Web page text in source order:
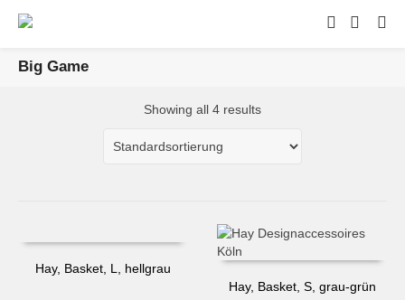
Big Game
Showing all 4 results
Hay, Basket, L, hellgrau
Hay, Basket, S, grau-grün